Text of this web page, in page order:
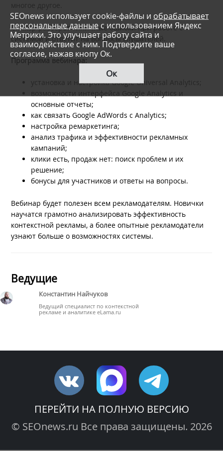
многое другое.
Спикер разберет типичные ошибки при работе с
системой и ответит на вопросы слушателей.
Программа вебинара:
установка и настройка Google Universal Analytics;
возможности интерфейса Google Analytics и
основные отчеты;
как связать Google AdWords с Analytics;
настройка ремаркетинга;
анализ трафика и эффективности рекламных
кампаний;
клики есть, продаж нет: поиск проблем и их
решение;
бонусы для участников и ответы на вопросы.
Вебинар будет полезен всем рекламодателям. Новички
научатся грамотно анализировать эффективность
контекстной рекламы, а более опытные рекламодатели
узнают больше о возможностях системы.
Ведущие
Константин Найчуков
Ведущий специалист по контекстной
рекламе и аналитике eLama.ru
SEOnews использует cookie-файлы и обрабатывает
персональные данныес использованием Яндекс
Метрики. Это улучшает работу сайта и
взаимодействие с ним. Подтвердите ваше
согласие, нажав кнопу Ок.
Ок
ПЕРЕЙТИ НА ПОЛНУЮ ВЕРСИЮ
© SEOnews.ru Все права защищены. 2026